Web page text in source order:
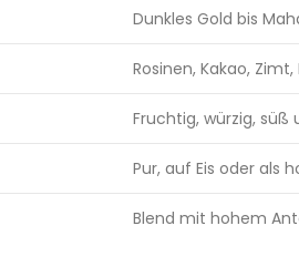
Dunkles Gold bis
Rosinen, Kakao,
Fruchtig, würzig, süß
Pur, auf Eis oder als
Blend mit hohem